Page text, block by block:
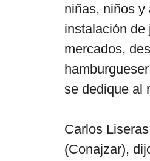
niñas, niños y
instalación de
mercados,
se dedique al
Carlos
(Conajzar),